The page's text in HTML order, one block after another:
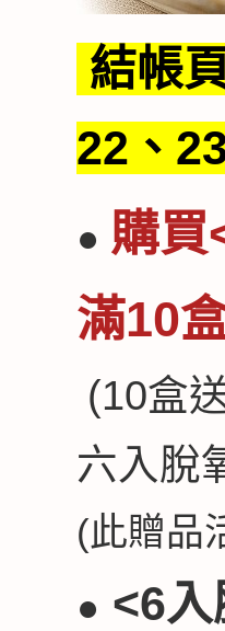
結帳
22、
● 購買
滿10
(10盒
六入脫
(此贈品
● <6